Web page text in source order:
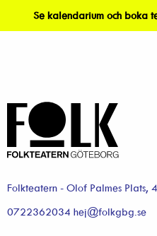
Se kalendarium och boka
Folkteatern - Olof Palmes Plats,
0722362034 hej@folkgbg.se